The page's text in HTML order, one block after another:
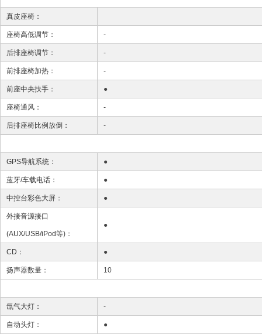
真皮座椅：
座椅高低调节： -
后排座椅调节： -
前排座椅加热： -
前座中央扶手： ●
座椅通风： -
后排座椅比例放倒： -
GPS导航系统： ●
蓝牙/车载电话： ●
中控台彩色大屏： ●
外接音源接口
(AUX/USB/iPod等)：
●
CD： ●
扬声器数量： 10
氙气大灯： -
自动头灯： ●